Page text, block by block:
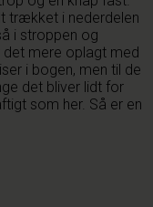
trækket i nederdelen
i stroppen og
det mere oplagt med
i bogen, men til de
det bliver lidt for
som her. Så er en